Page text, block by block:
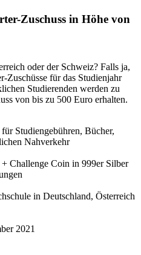
Zuschuss in Höhe von
oder der Schweiz? Falls ja,
Zuschüsse für das Studienjahr
Studierenden werden zu
von bis zu 500 Euro erhalten.
Studiengebühren, Bücher,
Nahverkehr
Challenge Coin in 999er Silber
in Deutschland, Österreich
2021